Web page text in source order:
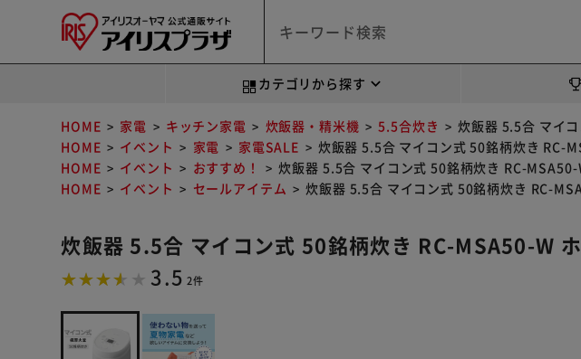
カテゴリから探す
HOME 家電 キッチン家電 炊飯器・精米機 5.5合炊き
炊飯器 5.5合 マイ
HOME
イベント 家電 家電SALE
炊飯器 5.5合 マイコン式 50銘柄炊き RC-
HOME
イベント おすすめ！
炊飯器 5.5合 マイコン式 50銘柄炊き RC-MSA50-
HOME
イベント セールアイテム 炊飯器 5.5合 マイコン式 50銘柄炊き RC-
炊飯器 5.5合 マイコン式 50銘柄炊き RC-MSA50-W
3.5 2件